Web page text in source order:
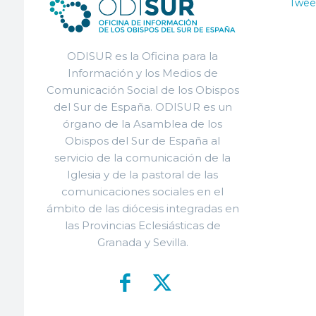
ODISUR es la Oficina para la
Información y los Medios de
Comunicación Social de los Obispos
del Sur de España. ODISUR es un
órgano de la Asamblea de los
Obispos del Sur de España al
servicio de la comunicación de la
Iglesia y de la pastoral de las
comunicaciones sociales en el
ámbito de las diócesis integradas en
las Provincias Eclesiásticas de
Granada y Sevilla.